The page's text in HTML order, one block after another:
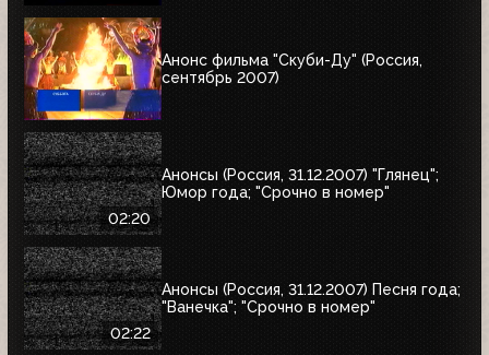
Анонс фильма "Скуби-Ду" (Россия,
сентябрь 2007)
02:20
Анонсы (Россия, 31.12.2007) "Глянец";
Юмор года; "Срочно в номер"
02:22
Анонсы (Россия, 31.12.2007) Песня года;
"Ванечка"; "Срочно в номер"